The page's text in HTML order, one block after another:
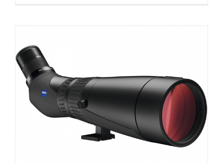
筒
高
倍
高
清
观
鸟
观